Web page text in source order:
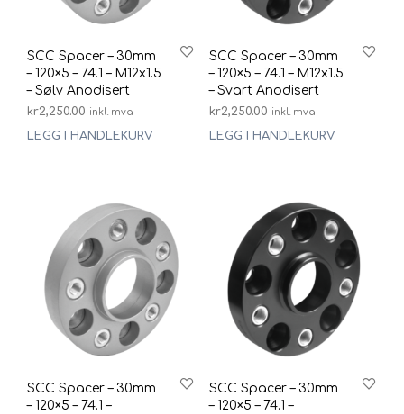
SCC Spacer – 30mm
– 120×5 – 74.1 – M12x1.5
– Sølv Anodisert
kr2,250.00 inkl. mva
LEGG I HANDLEKURV
SCC Spacer – 30mm
– 120×5 – 74.1 – M12x1.5
– Svart Anodisert
kr2,250.00 inkl. mva
LEGG I HANDLEKURV
SCC Spacer – 30mm
– 120×5 – 74.1 –
SCC Spacer – 30mm
– 120×5 – 74.1 –